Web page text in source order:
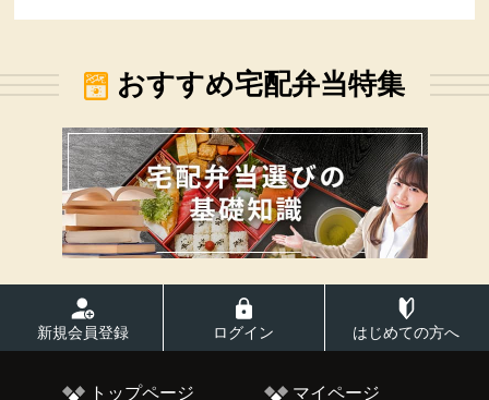
おすすめ宅配弁当特集
新規会員登録 ログイン はじめての方へ
トップページ マイページ